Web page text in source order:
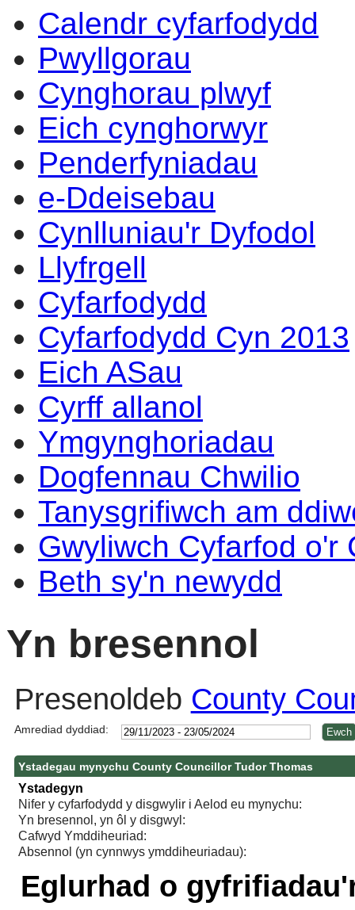
Calendr cyfarfodydd
Pwyllgorau
Cynghorau plwyf
Eich cynghorwyr
Penderfyniadau
e-Ddeisebau
Cynlluniau'r Dyfodol
Llyfrgell
Cyfarfodydd
Cyfarfodydd Cyn 2013
Eich ASau
Cyrff allanol
Ymgynghoriadau
Dogfennau Chwilio
Tanysgrifiwch am
Gwyliwch Cyfarfod o'r
Beth sy'n newydd
Yn bresennol
Presenoldeb County
Amrediad dyddiad:
Ystadegau mynychu County Councillor Tudor Thomas
Ystadegyn
Nifer y cyfarfodydd y disgwylir i Aelod eu mynychu:
Yn bresennol, yn ôl y disgwyl:
Cafwyd Ymddiheuriad:
Absennol (yn cynnwys ymddiheuriadau):
Eglurhad o
14:00
14:00
14:00
14:00
14:00
10:00
10:00
10:00
10:00
17:30
12:00
10:00
17:00
15:30
13:30
14:00
14:00